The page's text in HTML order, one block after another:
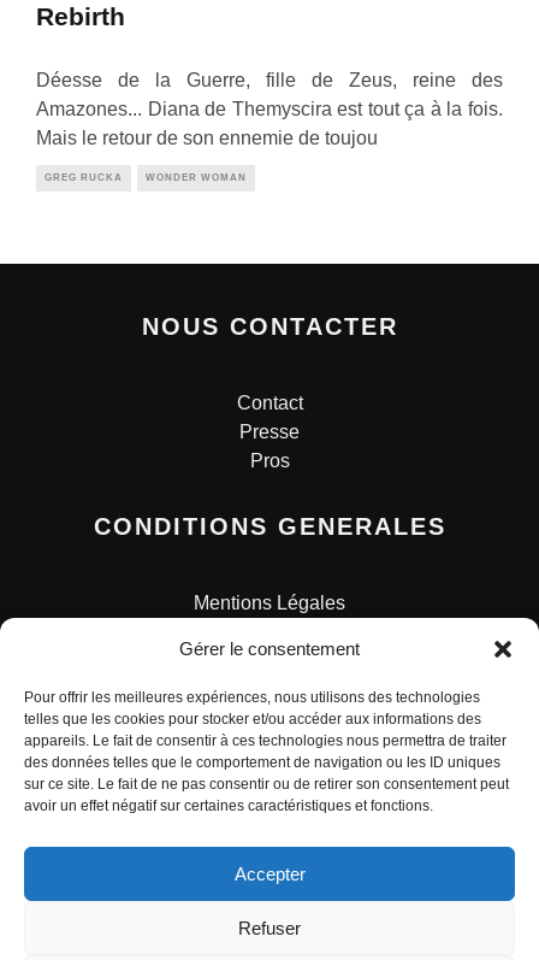
Gérer le consentement
Pour offrir les meilleures expériences, nous utilisons des technologies
telles que les cookies pour stocker et/ou accéder aux informations des
appareils. Le fait de consentir à ces technologies nous permettra de traiter
des données telles que le comportement de navigation ou les ID uniques
sur ce site. Le fait de ne pas consentir ou de retirer son consentement peut
avoir un effet négatif sur certaines caractéristiques et fonctions.
Accepter
Refuser
Rebirth
Déesse de la Guerre, fille de Zeus, reine des
Amazones... Diana de Themyscira est tout ça à la fois.
Mais le retour de son ennemie de toujou
GREG RUCKA WONDER WOMAN
NOUS CONTACTER
Contact
Presse
Pros
CONDITIONS GENERALES
Mentions Légales
Charte pour la protection des données personnelles
© ALL RIGHTS RESERVED. URBAN COMICS POUR LES